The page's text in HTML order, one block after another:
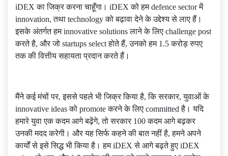
iDEX का जिक्र करना चाहूँगा। iDEX को हम defence sector में
innovation, तथा technology को बढ़ावा देने के उद्देश्य से लाए हैं।
इसके अंतर्गत हम innovative solutions लाने के लिए challenge post
करते है, और जो startups select होते हैं, उनको हम 1.5 करोड़ रुपए
तक की वित्तीय सहायता प्रदान करते हैं।
मैंने कई मंचों पर, इससे पहले भी जिक्र किया है, कि सरकार, युवाओं के
innovative ideas को promote करने के लिए committed है। यदि
हमारे युवा एक कदम आगे बढ़ेंगे, तो सरकार 100 कदम आगे बढ़कर
उनकी मदद करेगी। और यह सिर्फ कहने की बात नहीं है, हमने अपने
कार्यों से इसे सिद्ध भी किया है। हम iDEX से आगे बढ़ते हुए iDEX